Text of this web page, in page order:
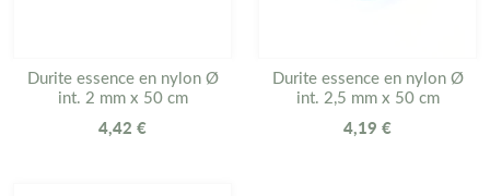
Durite essence en nylon Ø
int. 2 mm x 50 cm
4,42 €
Durite essence en nylon Ø
int. 2,5 mm x 50 cm
4,19 €